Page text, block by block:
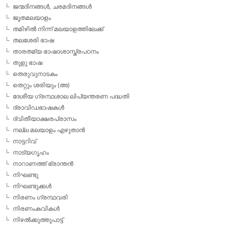
ജന്മദിനങ്ങള്‍, ചരമദിനങ്ങള്‍
ജൂതമലയാളം
തമിഴില്‍ നിന്ന് മലയാളത്തിലേക്ക്
തലശേരി ഭാഷ
താരതമ്യ ഭാഷാശാസ്ത്രപഠനം
തുളു ഭാഷ
തെരുവുനാടകം
തെറ്റും ശരിയും (അ)
ദേശീയ ഗ്രന്ഥശാല ലിപ്യന്തരണ പദ്ധതി
ദ്രാവിഡഭാഷകള്‍
ദ്വിതീയാക്ഷരപ്രാസം
നല്ല മലയാളം എഴുതാന്‍
നാട്ടറിവ്
നാട്യഗൃഹം
നാറാണത്ത് ഭ്രാന്തന്‍
നിഘണ്ടു
നിഘണ്ടുക്കള്‍
നിരണം ഗ്രന്ഥവരി
നിരണംകവികള്‍
നിഴല്‍ക്കുത്തുപാട്ട്